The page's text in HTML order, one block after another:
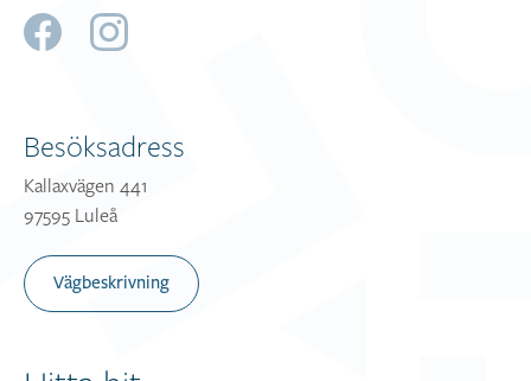
Besöksadress
Kallaxvägen 441
97595 Luleå
Vägbeskrivning